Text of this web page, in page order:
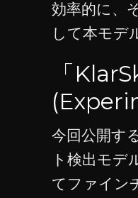
効率的に、
して本モデ
「
今回公開す
ト検出モデ
てファイン